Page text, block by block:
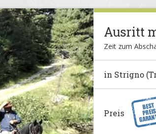
Ausritt
Zeit zum
in Strigno
Preis